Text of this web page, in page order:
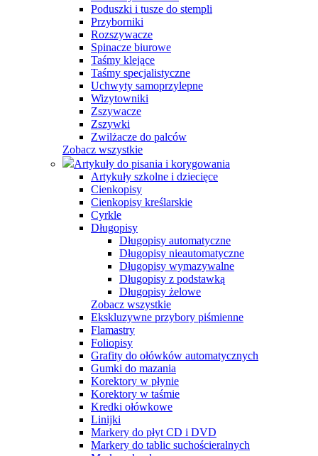
Poduszki i tusze do stempli
Przyborniki
Rozszywacze
Spinacze biurowe
Taśmy klejące
Taśmy specjalistyczne
Uchwyty samoprzylepne
Wizytowniki
Zszywacze
Zszywki
Zwilżacze do palców
Zobacz wszystkie
Artykuły do pisania i korygowania
Artykuły szkolne i dziecięce
Cienkopisy
Cienkopisy kreślarskie
Cyrkle
Długopisy
Długopisy automatyczne
Długopisy nieautomatyczne
Długopisy wymazywalne
Długopisy z podstawką
Długopisy żelowe
Zobacz wszystkie
Ekskluzywne przybory piśmienne
Flamastry
Foliopisy
Grafity do ołówków automatycznych
Gumki do mazania
Korektory w płynie
Korektory w taśmie
Kredki ołówkowe
Linijki
Markery do płyt CD i DVD
Markery do tablic suchościeralnych